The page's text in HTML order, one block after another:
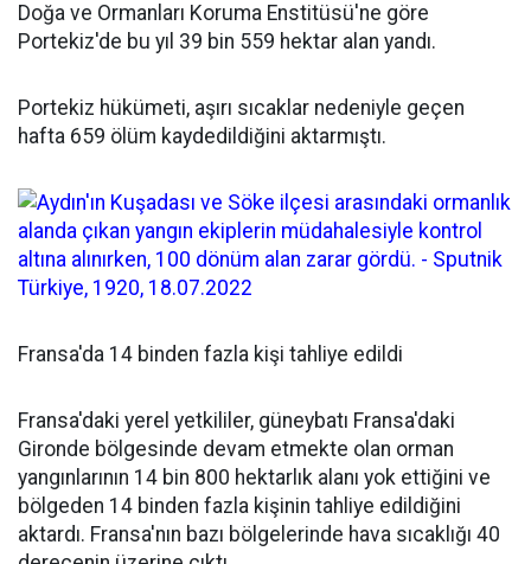
Doğa ve Ormanları Koruma Enstitüsü'ne göre
Portekiz'de bu yıl 39 bin 559 hektar alan yandı.
Portekiz hükümeti, aşırı sıcaklar nedeniyle geçen
hafta 659 ölüm kaydedildiğini aktarmıştı.
Fransa'da 14 binden fazla kişi tahliye edildi
Fransa'daki yerel yetkililer, güneybatı Fransa'daki
Gironde bölgesinde devam etmekte olan orman
yangınlarının 14 bin 800 hektarlık alanı yok ettiğini ve
bölgeden 14 binden fazla kişinin tahliye edildiğini
aktardı. Fransa'nın bazı bölgelerinde hava sıcaklığı 40